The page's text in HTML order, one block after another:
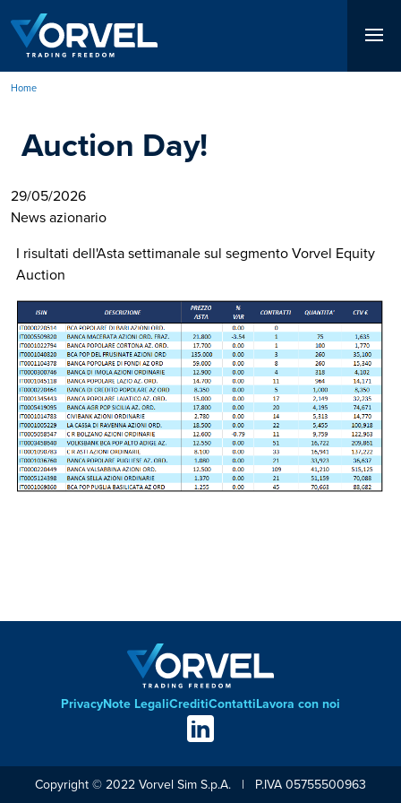
contenuto
principale
di
Home
Auction Day!
29/05/2026
News azionario
I risultati dell'Asta settimanale sul segmento Vorvel Equity
Auction
Footer
PrivacyNote LegaliCreditiContattiLavora con noi
Social
links
Copyright © 2022 Vorvel Sim S.p.A. | P.IVA 05755500963